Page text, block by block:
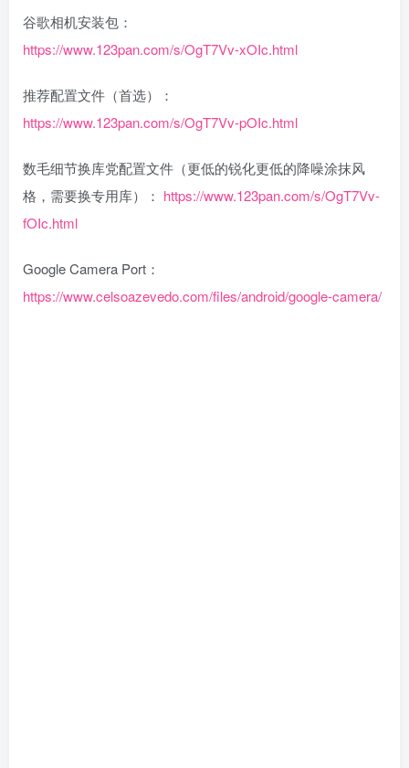
谷歌相机安装包：
https://www.123pan.com/s/OgT7Vv-xOIc.html
推荐配置文件（首选）：
https://www.123pan.com/s/OgT7Vv-pOIc.html
数毛细节换库党配置文件（更低的锐化更低的降噪涂抹风
格，需要换专用库）： https://www.123pan.com/s/OgT7Vv-
fOIc.html
Google Camera Port：
https://www.celsoazevedo.com/files/android/google-camera/